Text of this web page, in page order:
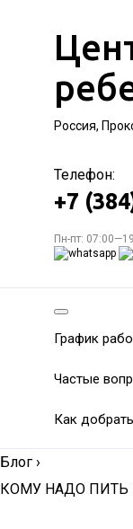
Россия,
Телефон:
+7
Пн-пт:
График
Частые
Как
Блог ›
КОМУ НАДО